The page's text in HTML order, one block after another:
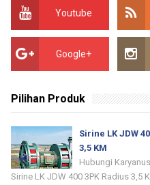
Youtube
Google+
Pilihan Produk
Sirine LK JDW
3,5 KM
Hubungi
Sirine LK JDW 400 3PK Radius 3,5